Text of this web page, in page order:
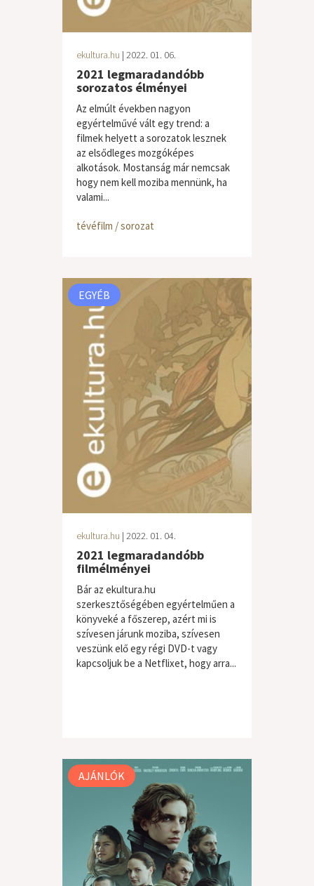
ekultura.hu | 2022. 01. 06.
2021 legmaradandóbb
sorozatos élményei
Az elmúlt években nagyon
egyértelművé vált egy trend: a
filmek helyett a sorozatok lesznek
az elsődleges mozgóképes
alkotások. Mostanság már nemcsak
hogy nem kell moziba mennünk, ha
valami...
tévéfilm / sorozat
EGYÉB
ekultura.hu | 2022. 01. 04.
2021 legmaradandóbb
filmélményei
Bár az ekultura.hu
szerkesztőségében egyértelműen a
könyveké a főszerep, azért mi is
szívesen járunk moziba, szívesen
veszünk elő egy régi DVD-t vagy
kapcsoljuk be a Netflixet, hogy arra...
AJÁNLÓK